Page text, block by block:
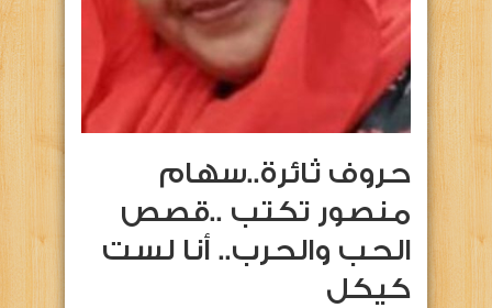
حروف ثائرة..سهام
منصور تكتب ..قصص
الحب والحرب.. أنا لست
كيكل